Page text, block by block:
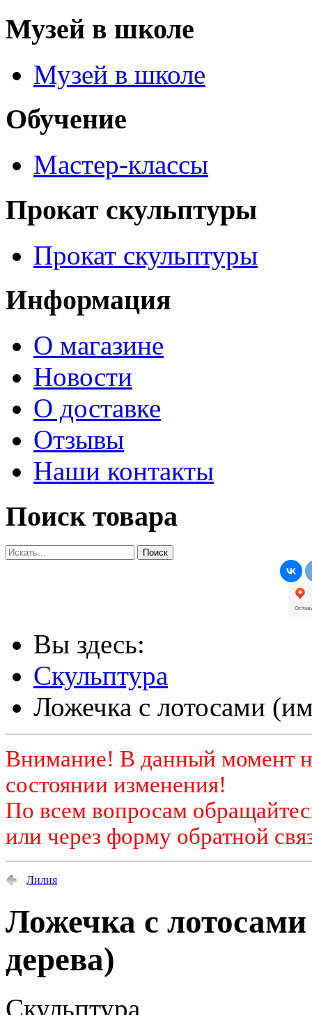
Музей в школе
Музей в школе
Обучение
Мастер-классы
Прокат скульптуры
Прокат скульптуры
Информация
О магазине
Новости
О доставке
Отзывы
Наши контакты
Поиск товара
Вы здесь:
Скульптура
Ложечка с лотосами
Внимание! В данный момент
состоянии изменения!
По всем вопросам
или через форму обратной
Лилия
Ложечка с
дерева)
Скульптура